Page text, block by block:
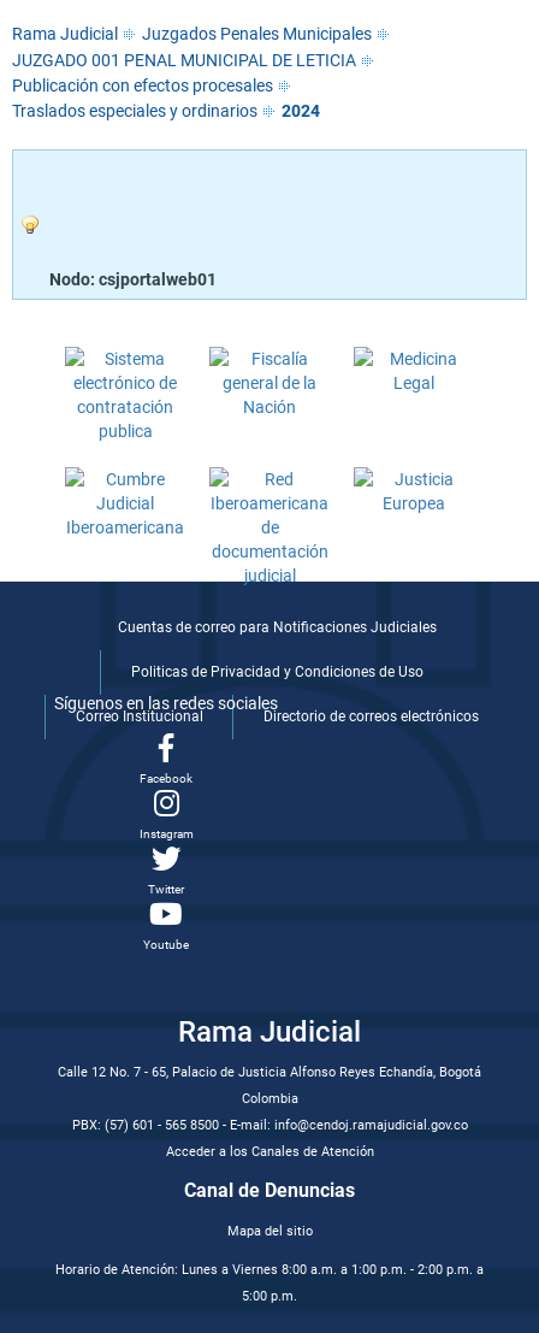
Rama Judicial
Juzgados Penales Municipales
JUZGADO 001 PENAL MUNICIPAL DE LETICIA
Publicación con efectos procesales
Traslados especiales y ordinarios
2024
Nodo: csjportalweb01
Cuentas de correo para Notificaciones Judiciales
Politicas de Privacidad y Condiciones de Uso
Correo Institucional Directorio de correos electrónicos
Síguenos en las redes sociales
Facebook
Instagram
Twitter
Youtube
Rama Judicial
Calle 12 No. 7 - 65, Palacio de Justicia Alfonso Reyes Echandía, Bogotá
Colombia
PBX: (57) 601 - 565 8500 - E-mail: info@cendoj.ramajudicial.gov.co
Acceder a los Canales de Atención
Canal de Denuncias
Mapa del sitio
Horario de Atención: Lunes a Viernes 8:00 a.m. a 1:00 p.m. - 2:00 p.m. a
5:00 p.m.